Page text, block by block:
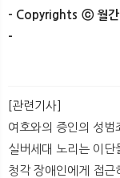
- Copyrights ⓒ 월간
-
[관련기사]
여호와의 증인의 성범
실버세대 노리는 이단
청각 장애인에게 접근